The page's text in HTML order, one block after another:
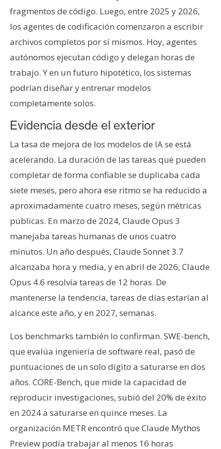
fragmentos de código. Luego, entre 2025 y 2026,
los agentes de codificación comenzaron a escribir
archivos completos por sí mismos. Hoy, agentes
autónomos ejecutan código y delegan horas de
trabajo. Y en un futuro hipotético, los sistemas
podrían diseñar y entrenar modelos
completamente solos.
Evidencia desde el exterior
La tasa de mejora de los modelos de IA se está
acelerando. La duración de las tareas que pueden
completar de forma confiable se duplicaba cada
siete meses, pero ahora ese ritmo se ha reducido a
aproximadamente cuatro meses, según métricas
públicas. En marzo de 2024, Claude Opus 3
manejaba tareas humanas de unos cuatro
minutos. Un año después, Claude Sonnet 3.7
alcanzaba hora y media, y en abril de 2026, Claude
Opus 4.6 resolvía tareas de 12 horas. De
mantenerse la tendencia, tareas de días estarían al
alcance este año, y en 2027, semanas.
Los benchmarks también lo confirman. SWE-bench,
que evalúa ingeniería de software real, pasó de
puntuaciones de un solo dígito a saturarse en dos
años. CORE-Bench, que mide la capacidad de
reproducir investigaciones, subió del 20% de éxito
en 2024 a saturarse en quince meses. La
organización METR encontró que Claude Mythos
Preview podía trabajar al menos 16 horas